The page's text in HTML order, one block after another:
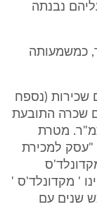
נבנתה
כמשמעותה
הסכם שכירות (נספח
שכרה התובעת
של כ-130 מ"ר בתמ"ר. מטרת
"עסק למכירת
' מקדונלד'ס '
שנים עם